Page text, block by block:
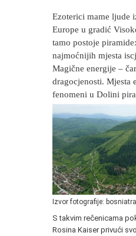
Ezoterici mame ljude
Europe u gradić
tamo postoje
najmoćnijih mjesta
Magične energije –
dragocjenosti. Mjesta
fenomeni u Dolini
Izvor fotografije:
S takvim rečenicama
Rosina Kaiser privući